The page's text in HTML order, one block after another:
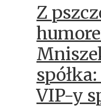
Z
VIP-y